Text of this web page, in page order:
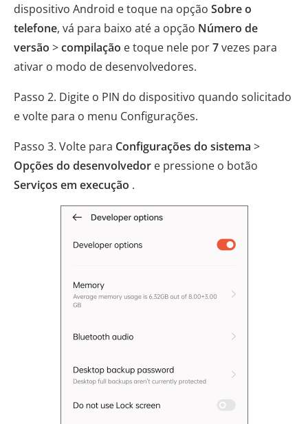
dispositivo Android e toque na opção Sobre o
telefone, vá para baixo até a opção Número de
versão >compilação e toque nele por7vezes para
ativar o modo de desenvolvedores.
Passo 2. Digite o PIN do dispositivo quando solicitado
e volte para o menu Configurações.
Passo 3. Volte para Configurações do sistema >
Opções do desenvolvedor e pressione o botão
Serviços em execução .